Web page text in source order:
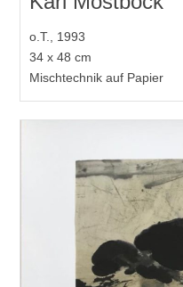
o.T., 1993
34 x 48 cm
Mischtechnik auf Papier